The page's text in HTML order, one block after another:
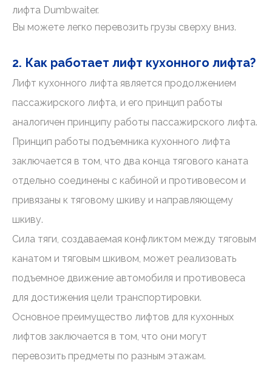
лифта Dumbwaiter.
Вы можете легко перевозить грузы сверху вниз.
2. Как работает лифт кухонного лифта?
Лифт кухонного лифта является продолжением
пассажирского лифта, и его принцип работы
аналогичен принципу работы пассажирского лифта.
Принцип работы подъемника кухонного лифта
заключается в том, что два конца тягового каната
отдельно соединены с кабиной и противовесом и
привязаны к тяговому шкиву и направляющему
шкиву.
Сила тяги, создаваемая конфликтом между тяговым
канатом и тяговым шкивом, может реализовать
подъемное движение автомобиля и противовеса
для достижения цели транспортировки.
Основное преимущество лифтов для кухонных
лифтов заключается в том, что они могут
перевозить предметы по разным этажам.